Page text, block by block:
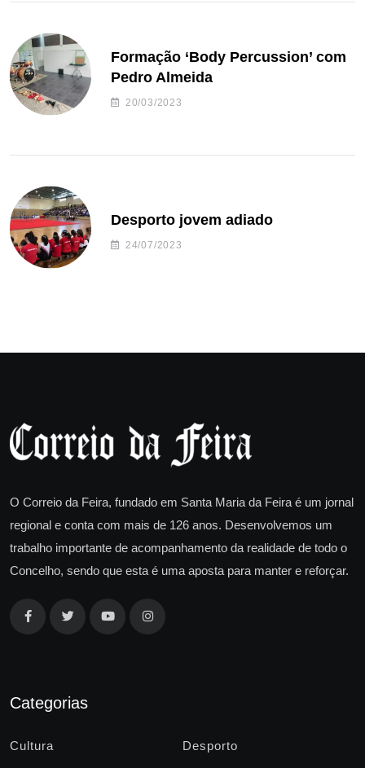
Formação ‘Body Percussion’ com
Pedro Almeida
20/03/2023
Desporto jovem adiado
24/07/2023
O Correio da Feira, fundado em Santa Maria da Feira é um jornal
regional e conta com mais de 126 anos. Desenvolvemos um
trabalho importante de acompanhamento da realidade de todo o
Concelho, sendo que esta é uma aposta para manter e reforçar.
Categorias
Cultura Desporto